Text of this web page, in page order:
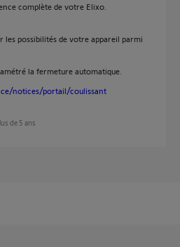
complète de votre Elixo.
les possibilités de votre appareil parmi
la fermeture automatique.
notices/portail/coulissant
de 5 ans